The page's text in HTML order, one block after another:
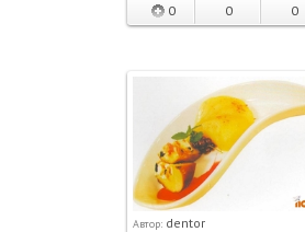
0 0 0
Автор: dentor